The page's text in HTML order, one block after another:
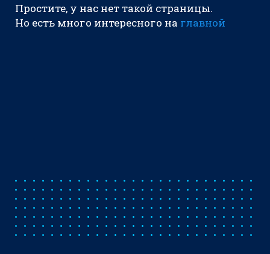
Простите, у нас нет такой страницы.
Но есть много интересного на главной